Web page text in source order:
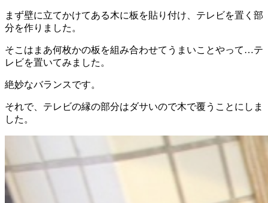
まず壁に立てかけてある木に板を貼り付け、テレビを置く部
分を作りました。
そこはまあ何枚かの板を組み合わせてうまいことやって…テ
レビを置いてみました。
絶妙なバランスです。
それで、テレビの縁の部分はダサいので木で覆うことにしま
した。